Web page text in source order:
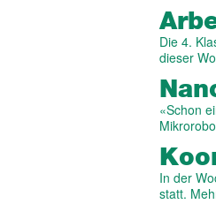
Die 4.
dieser
«Schon
In der
statt.